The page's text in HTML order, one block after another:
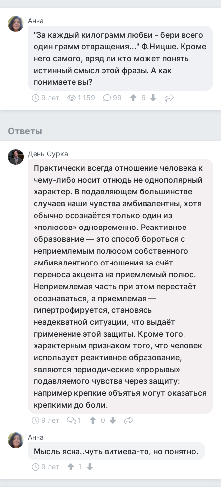
Анна
"За каждый килограмм любви - бери всего
один грамм отвращения..." Ф.Ницше. Кроме
него самого, вряд ли кто может понять
истинный смысл этой фразы. А как
понимаете вы?
9 лет 1 159 99 6
Ответы
День Сурка
Практически всегда отношение человека к
чему-либо носит отнюдь не однополярный
характер. В подавляющем большинстве
случаев наши чувства амбивалентны, хотя
обычно осознаётся только один из
«полюсов» одновременно. Реактивное
образование — это способ бороться с
неприемлемым полюсом собственного
амбивалентного отношения за счёт
переноса акцента на приемлемый полюс.
Неприемлемая часть при этом перестаёт
осознаваться, а приемлемая —
гипертрофируется, становясь
неадекватной ситуации, что выдаёт
применение этой защиты. Кроме того,
характерным признаком того, что человек
использует реактивное образование,
являются периодические «прорывы»
подавляемого чувства через защиту:
например крепкие объятья могут оказаться
крепкими до боли.
9 лет 1
0
Анна
Мысль ясна..чуть витиева-то, но понятно.
9 лет 1